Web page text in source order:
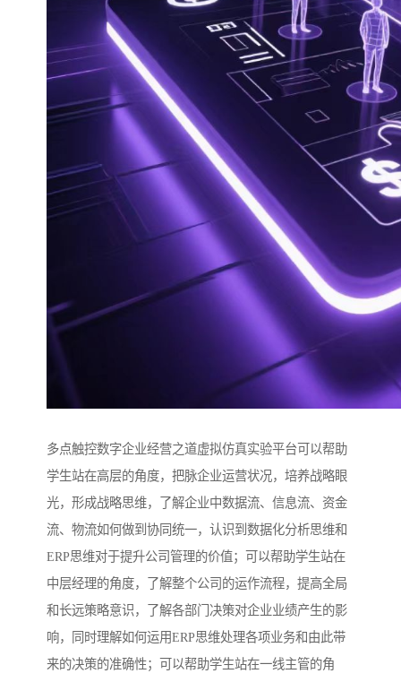
多点触控数字企业经营之道虚拟仿真实验平台可以帮助
学生站在高层的角度，把脉企业运营状况，培养战略眼
光，形成战略思维，了解企业中数据流、信息流、资金
流、物流如何做到协同统一，认识到数据化分析思维和
ERP思维对于提升公司管理的价值；可以帮助学生站在
中层经理的角度，了解整个公司的运作流程，提高全局
和长远策略意识，了解各部门决策对企业业绩产生的影
响，同时理解如何运用ERP思维处理各项业务和由此带
来的决策的准确性；可以帮助学生站在一线主管的角